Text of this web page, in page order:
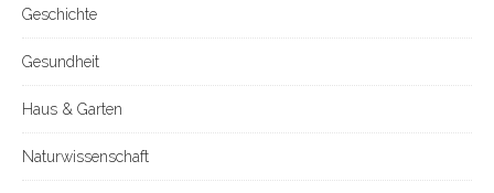
Geschichte
Gesundheit
Haus & Garten
Naturwissenschaft